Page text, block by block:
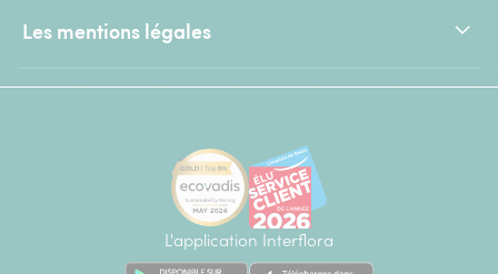
Les mentions légales
L'application Interflora